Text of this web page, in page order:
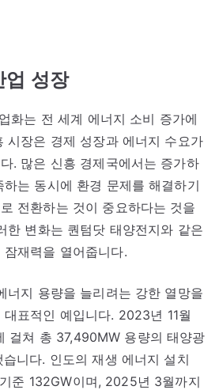
업 성장
화는 전 세계 에너지 소비 증가에
시장은 경제 성장과 에너지 수요가
. 많은 신흥 경제국에서는 증가하
는 동시에 환경 문제를 해결하기
전환하는 것이 중요하다는 것을
한 변화는 퀀텀닷 태양전지와 같은
재력을 열어줍니다.
너지 용량을 늘리려는 강한 열망을
표적인 예입니다. 2023년 11월
걸쳐 총 37,490MW 용량의 태양광
니다. 인도의 재생 에너지 설치
준 132GW이며, 2025년 3월까지